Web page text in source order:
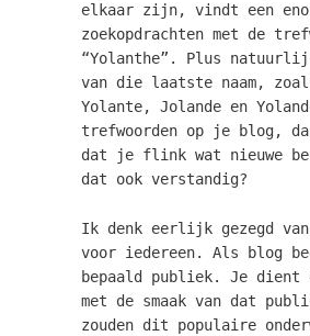
elkaar zijn, vindt een
zoekopdrachten met de
“Yolanthe”. Plus
van die laatste naam,
Yolante, Jolande en
trefwoorden op je blog,
dat je flink wat nieuwe
dat ook verstandig?
Ik denk eerlijk gezegd
voor iedereen. Als blog
bepaald publiek. Je dient
met de smaak van dat
zouden dit populaire